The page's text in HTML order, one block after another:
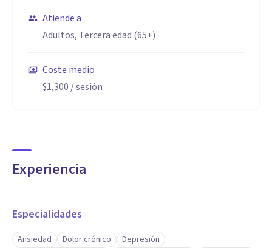
Atiende a
Adultos, Tercera edad (65+)
Coste medio
$1,300 / sesión
Experiencia
Especialidades
Ansiedad Dolor crónico
Depresión